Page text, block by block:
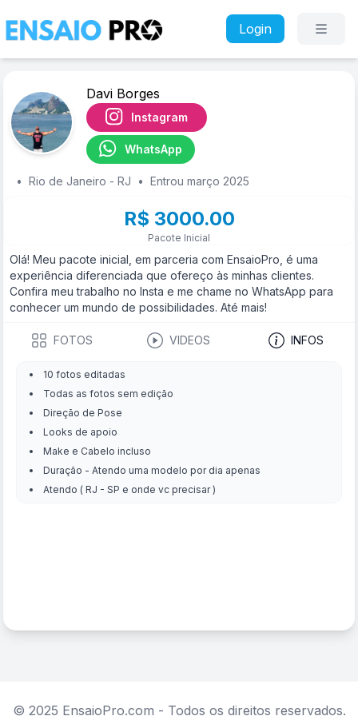
Login
Davi Borges
Instagram
WhatsApp
• Rio de Janeiro - RJ • Entrou março 2025
R$ 3000.00
Pacote Inicial
Olá! Meu pacote inicial, em parceria com EnsaioPro, é uma
experiência diferenciada que ofereço às minhas clientes.
Confira meu trabalho no Insta e me chame no WhatsApp para
conhecer um mundo de possibilidades. Até mais!
FOTOS VIDEOS INFOS
10 fotos editadas
Todas as fotos sem edição
Direção de Pose
Looks de apoio
Make e Cabelo incluso
Duração - Atendo uma modelo por dia apenas
Atendo ( RJ - SP e onde vc precisar )
© 2025 EnsaioPro.com - Todos os direitos reservados.